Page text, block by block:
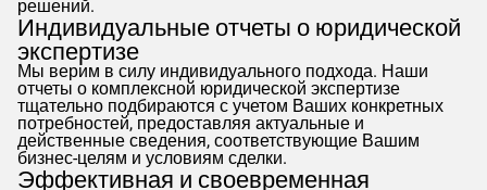
решений.
Индивидуальные отчеты о юридической
экспертизе
Мы верим в силу индивидуального подхода. Наши
отчеты о комплексной юридической экспертизе
тщательно подбираются с учетом Ваших конкретных
потребностей, предоставляя актуальные и
действенные сведения, соответствующие Вашим
бизнес-целям и условиям сделки.
Эффективная и своевременная